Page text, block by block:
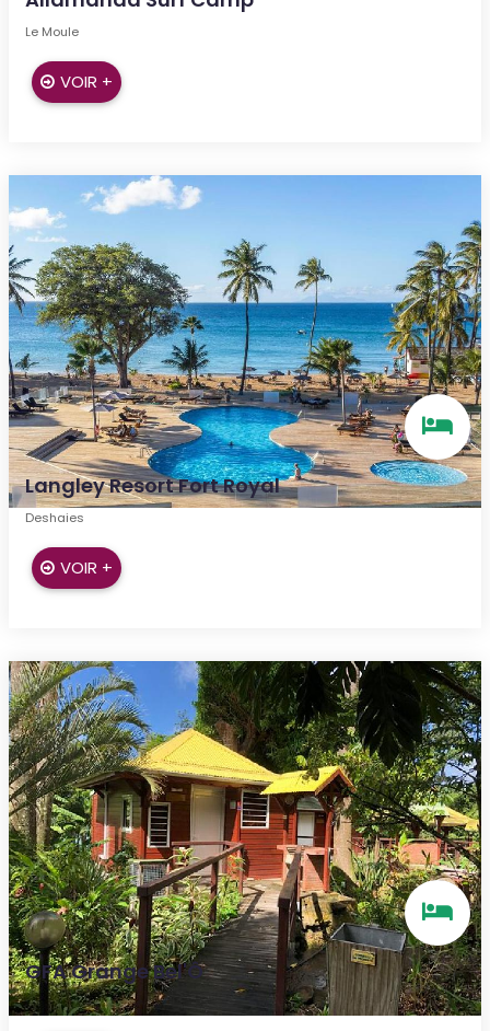
Le Moule
VOIR +
Langley Resort Fort Royal
Deshaies
VOIR +
GFA Grange Bel'Ô
Bouillante